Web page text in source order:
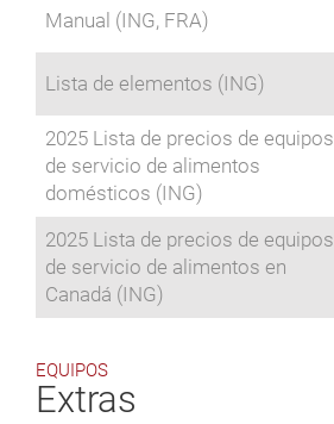
Manual (ING, FRA)
Lista de elementos (ING)
2025 Lista de precios de equipos
de servicio de alimentos
domésticos (ING)
2025 Lista de precios de equipos
de servicio de alimentos en
Canadá (ING)
EQUIPOS
Extras